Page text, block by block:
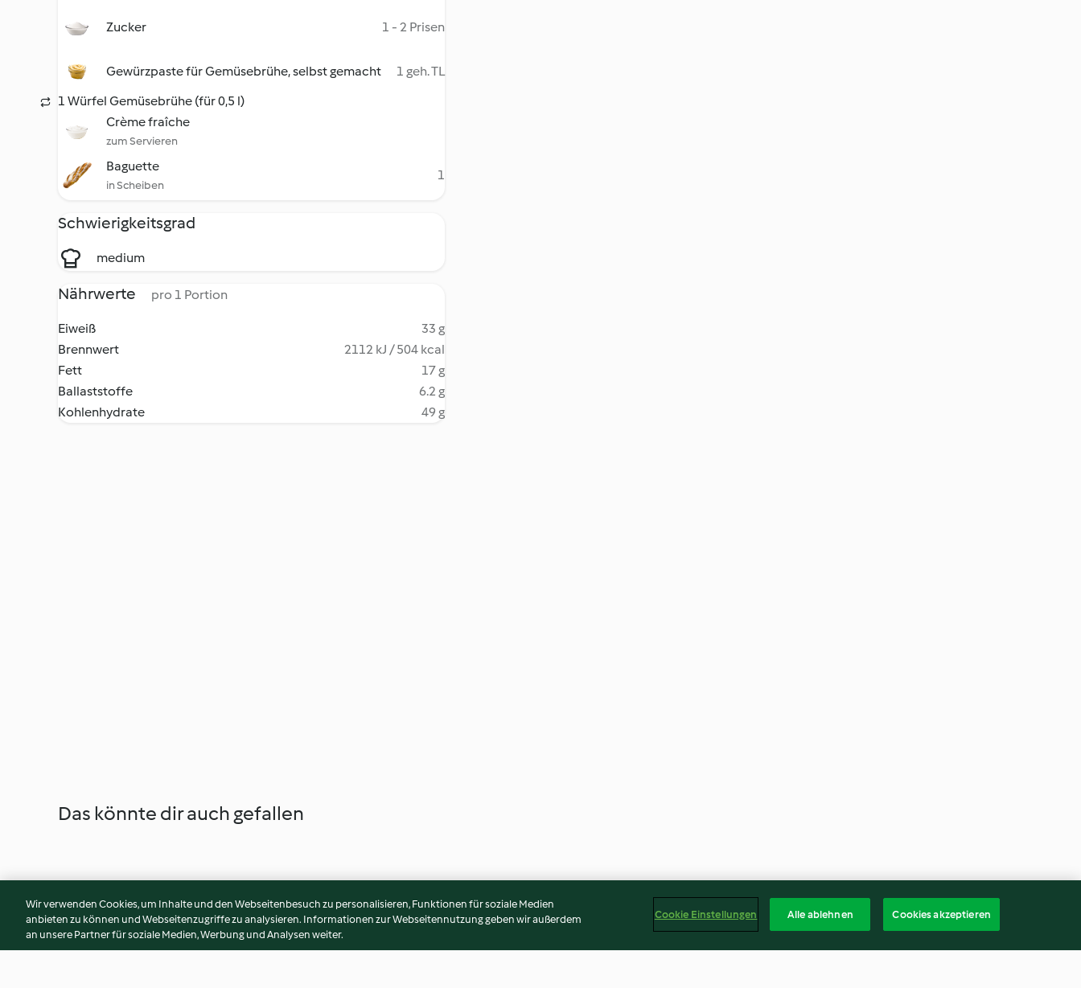
Zucker 1 - 2 Prisen
Gewürzpaste für Gemüsebrühe, selbst gemacht
1 geh. TL
1 Würfel Gemüsebrühe (für 0,5 l)
Crème fraîche
zum Servieren
Baguette
in Scheiben
1
Schwierigkeitsgrad
medium
Nährwerte pro 1 Portion
Eiweiß
33 g
Brennwert
2112 kJ / 504 kcal
Fett
17 g
Ballaststoffe
6.2 g
Kohlenhydrate
49 g
Das könnte dir auch gefallen
Wir verwenden Cookies, um Inhalte und den Webseitenbesuch zu personalisieren, Funktionen für soziale Medien
anbieten zu können und Webseitenzugriffe zu analysieren. Informationen zur Webseitennutzung geben wir außerdem
an unsere Partner für soziale Medien, Werbung und Analysen weiter.
Cookie Einstellungen Alle ablehnen Cookies akzeptieren